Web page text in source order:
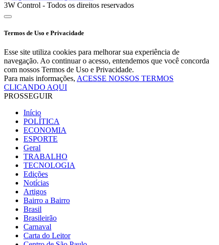
3W Control - Todos os direitos reservados
Termos de Uso e Privacidade
Esse site utiliza cookies para melhorar sua experiência de
navegação. Ao continuar o acesso, entendemos que você concorda
com nossos Termos de Uso e Privacidade.
Para mais informações, ACESSE NOSSOS TERMOS
CLICANDO AQUI
PROSSEGUIR
Início
POLÍTICA
ECONOMIA
ESPORTE
Geral
TRABALHO
TECNOLOGIA
Edições
Notícias
Artigos
Bairro a Bairro
Brasil
Brasileirão
Carnaval
Carta do Leitor